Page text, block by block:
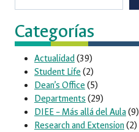
Categorías
Actualidad (39)
Student Life (2)
Dean’s Office (5)
Departments (29)
DIEE – Más allá del Aula(9)
Research and Extension(2)